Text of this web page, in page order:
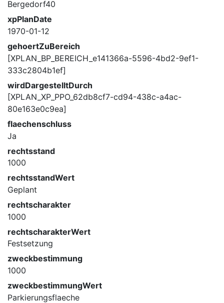
Bergedorf40
xpPlanDate
1970-01-12
gehoertZuBereich
[XPLAN_BP_BEREICH_e141366a-5596-4bd2-9ef1-
333c2804b1ef]
wirdDargestelltDurch
[XPLAN_XP_PPO_62db8cf7-cd94-438c-a4ac-
80e163e0c9ea]
flaechenschluss
Ja
rechtsstand
1000
rechtsstandWert
Geplant
rechtscharakter
1000
rechtscharakterWert
Festsetzung
zweckbestimmung
1000
zweckbestimmungWert
Parkierungsflaeche